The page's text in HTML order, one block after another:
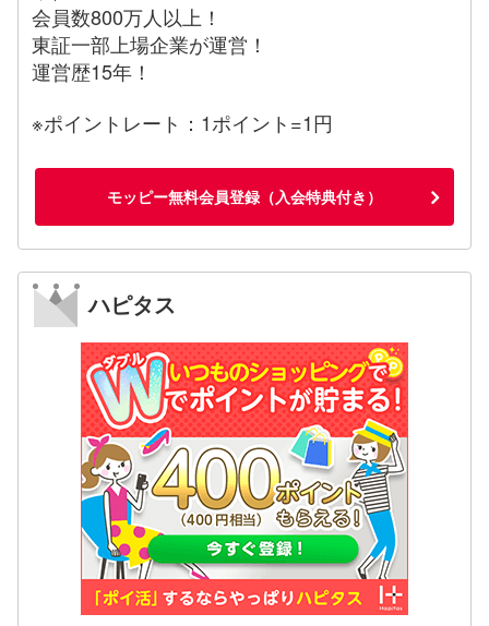
会員数800万人以上！
東証一部上場企業が運営！
運営歴15年！
※ポイントレート：1ポイント=1円
モッピー無料会員登録（入会特典付き）
ハピタス